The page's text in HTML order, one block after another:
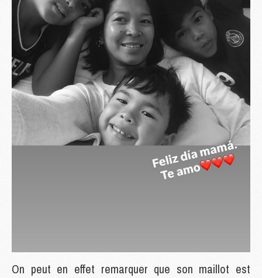
On peut en effet remarquer que son maillot est